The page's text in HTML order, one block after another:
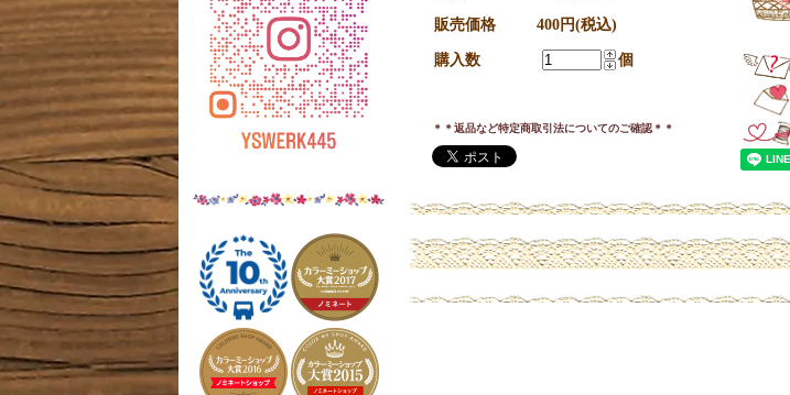
販売価格 400円(税込)
購入数 個
＊＊返品など特定商取引法についてのご確認＊＊